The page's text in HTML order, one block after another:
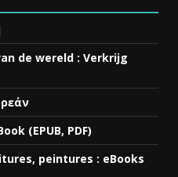
de wereld : Verkrijg
(EPUB, PDF)
peintures : eBooks